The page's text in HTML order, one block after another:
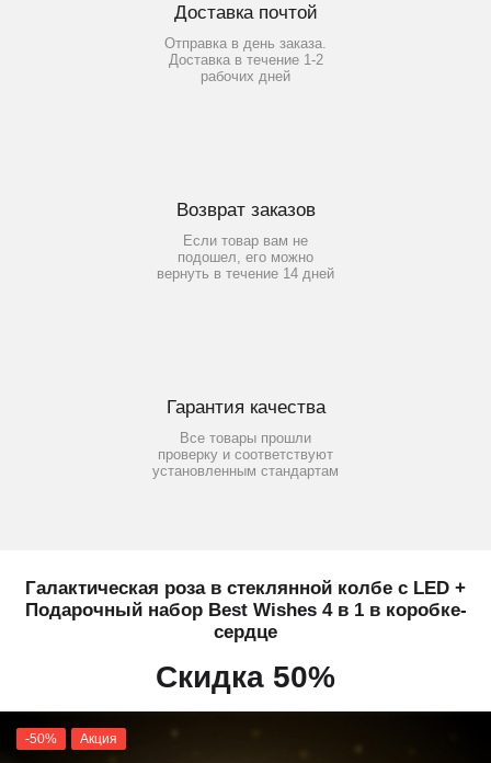
Доставка почтой
Отправка в день заказа.
Доставка в течение 1-2
рабочих дней
Возврат заказов
Если товар вам не
подошел, его можно
вернуть в течение 14 дней
Гарантия качества
Все товары прошли
проверку и соответствуют
установленным стандартам
Галактическая роза в стеклянной колбе с LED +
Подарочный набор Best Wishes 4 в 1 в коробке-
сердце
Скидка 50%
-50% Акция